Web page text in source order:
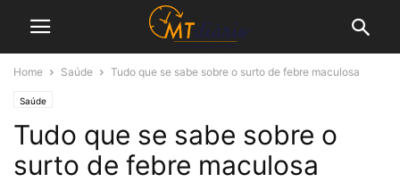
Home Saúde Tudo que se sabe sobre o surto de febre maculosa
Saúde
Tudo que se sabe sobre o
surto de febre maculosa